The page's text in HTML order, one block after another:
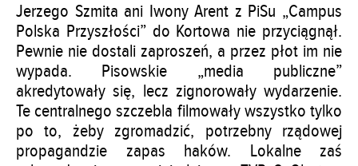
Jerzego Szmita ani Iwony Arent z PiSu „Campus
Polska Przyszłości” do Kortowa nie przyciągnął.
Pewnie nie dostali zaproszeń, a przez płot im nie
wypada. Pisowskie „media publiczne”
akredytowały się, lecz zignorowały wydarzenie.
Te centralnego szczebla filmowały wszystko tylko
po to, żeby zgromadzić, potrzebny rządowej
propagandzie zapas haków. Lokalne zaś